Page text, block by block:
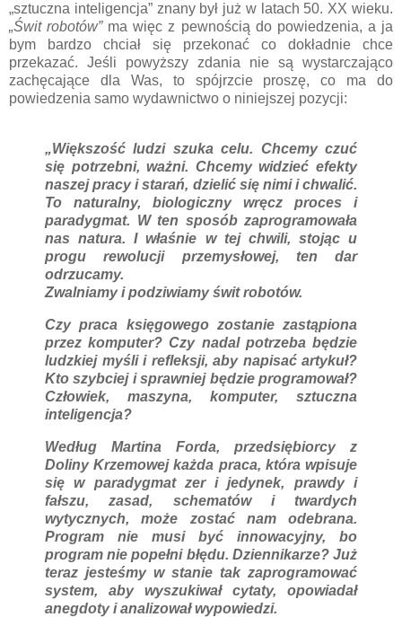
„sztuczna inteligencja” znany był już w latach 50. XX wieku.
„Świt robotów”ma więc z pewnością do powiedzenia, a ja
bym bardzo chciał się przekonać co dokładnie chce
przekazać. Jeśli powyższy zdania nie są wystarczająco
zachęcające dla Was, to spójrzcie proszę, co ma do
powiedzenia samo wydawnictwo o niniejszej pozycji:
„Większość ludzi szuka celu. Chcemy czuć
się potrzebni, ważni. Chcemy widzieć efekty
naszej pracy i starań, dzielić się nimi i chwalić.
To naturalny, biologiczny wręcz proces i
paradygmat. W ten sposób zaprogramowała
nas natura. I właśnie w tej chwili, stojąc u
progu rewolucji przemysłowej, ten dar
odrzucamy.
Zwalniamy i podziwiamy świt robotów.
Czy praca księgowego zostanie zastąpiona
przez komputer? Czy nadal potrzeba będzie
ludzkiej myśli i refleksji, aby napisać artykuł?
Kto szybciej i sprawniej będzie programował?
Człowiek, maszyna, komputer, sztuczna
inteligencja?
Według Martina Forda, przedsiębiorcy z
Doliny Krzemowej każda praca, która wpisuje
się w paradygmat zer i jedynek, prawdy i
fałszu, zasad, schematów i twardych
wytycznych, może zostać nam odebrana.
Program nie musi być innowacyjny, bo
program nie popełni błędu. Dziennikarze? Już
teraz jesteśmy w stanie tak zaprogramować
system, aby wyszukiwał cytaty, opowiadał
anegdoty i analizował wypowiedzi.